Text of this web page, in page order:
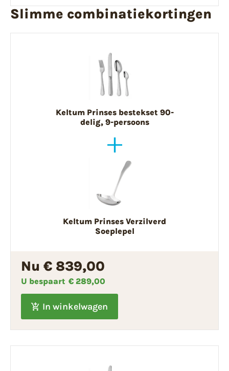
Slimme combinatiekortingen
Keltum Prinses bestekset 90-
delig, 9-persoons
Keltum Prinses Verzilverd
Soeplepel
Nu € 839,00
U bespaart € 289,00
In winkelwagen